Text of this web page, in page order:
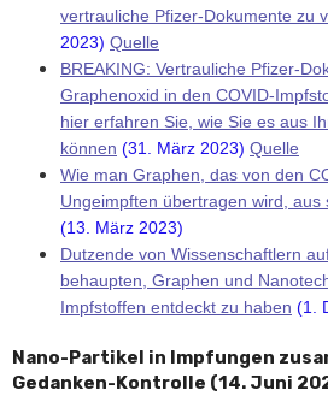
vertrauliche Pfizer-Dokumente zu
2023) Quelle
BREAKING: Vertrauliche Pfizer-
Graphenoxid in den COVID-
hier erfahren Sie, wie Sie es aus
können (31. März 2023) Quelle
Wie man Graphen, das von den
Ungeimpften übertragen wird,
(13. März 2023)
Dutzende von Wissenschaftlern
behaupten, Graphen und
Impfstoffen entdeckt zu haben (1.
Nano-Partikel in Impfungen
Gedanken-Kontrolle (14. Juni